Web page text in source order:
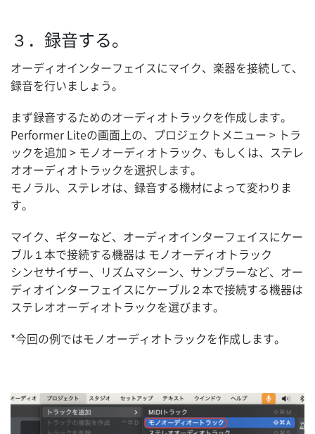
３．録音する。
オーディオインターフェイスにマイク、楽器を接続して、
録音を行いましょう。
まず録音するためのオーディオトラックを作成します。
Performer Liteの画面上の、プロジェクトメニュー > トラ
ックを追加 > モノオーディオトラック、もしくは、ステレ
オオーディオトラックを選択します。
モノラル、ステレオは、録音する機材によって変わりま
す。
マイク、ギターなど、オーディオインターフェイスにケー
ブル１本で接続する機器は モノオーディオトラック
シンセサイザー、リズムマシーン、サンプラーなど、オー
ディオインターフェイスにケーブル２本で接続する機器は
ステレオオーディオトラックを選びます。
*今回の例ではモノオーディオトラックを作成します。